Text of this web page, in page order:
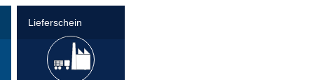
Lieferschein